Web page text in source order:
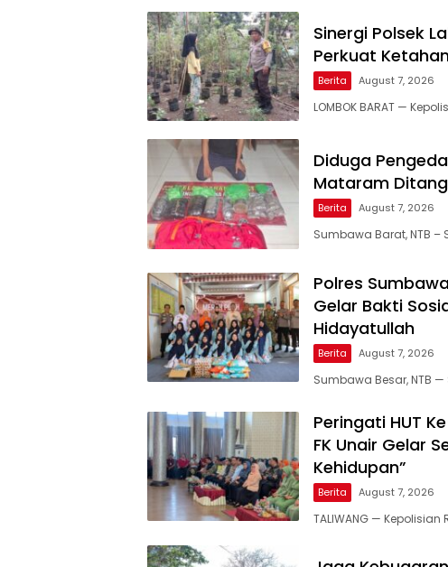
Sinergi Polsek
Perkuat
Berita August 7, 2026
LOMBOK BARAT —
Diduga
Mataram
Berita August 7, 2026
Sumbawa Barat, NTB –
Polres
Gelar Bakti
Hidayatullah
Berita August 7, 2026
Sumbawa Besar, NTB
Peringati HUT
FK Unair Gelar
Kehidupan”
Berita August 7, 2026
TALIWANG —